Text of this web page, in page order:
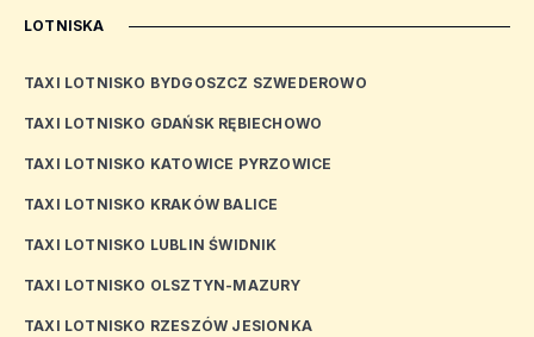
LOTNISKA
TAXI LOTNISKO BYDGOSZCZ SZWEDEROWO
TAXI LOTNISKO GDAŃSK RĘBIECHOWO
TAXI LOTNISKO KATOWICE PYRZOWICE
TAXI LOTNISKO KRAKÓW BALICE
TAXI LOTNISKO LUBLIN ŚWIDNIK
TAXI LOTNISKO OLSZTYN-MAZURY
TAXI LOTNISKO RZESZÓW JESIONKA